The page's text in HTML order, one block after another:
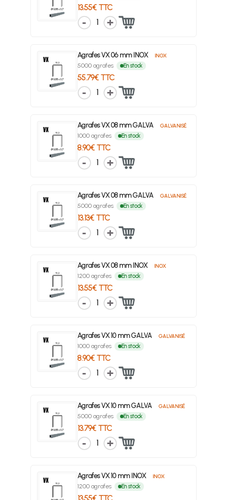
13.55€ TTC
1
Agrafes VX 06 mm INOX INOX
5000 agrafes En stock
55.79€ TTC
1
Agrafes VX 08 mm GALVA GALVANISÉ
1000 agrafes En stock
8.90€ TTC
1
Agrafes VX 08 mm GALVA GALVANISÉ
5000 agrafes En stock
13.13€ TTC
1
Agrafes VX 08 mm INOX INOX
1200 agrafes En stock
13.55€ TTC
1
Agrafes VX 10 mm GALVA GALVANISÉ
1000 agrafes En stock
8.90€ TTC
1
Agrafes VX 10 mm GALVA GALVANISÉ
5000 agrafes En stock
13.79€ TTC
1
Agrafes VX 10 mm INOX INOX
1200 agrafes En stock